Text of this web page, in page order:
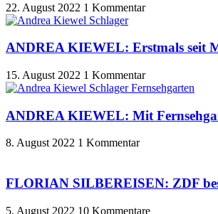
22. August 2022 1 Kommentar
ANDREA KIEWEL: Erstmals seit
15. August 2022 1 Kommentar
ANDREA KIEWEL: Mit
8. August 2022 1 Kommentar
FLORIAN SILBEREISEN: ZDF
5. August 2022 10 Kommentare